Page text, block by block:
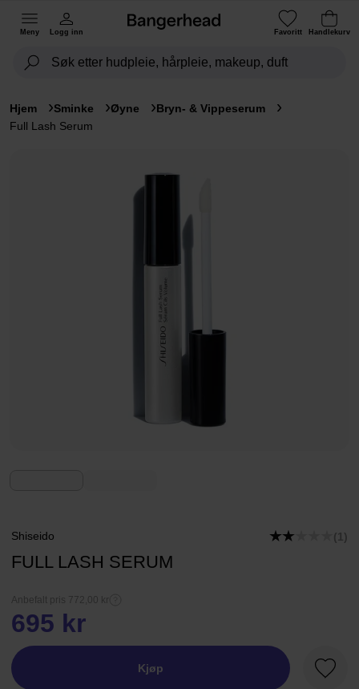
Meny Logg inn Favoritt Handlekurv
Hjem Sminke Øyne
Bryn- & Vippeserum
Full Lash Serum
Shiseido (1)
FULL LASH SERUM
Anbefalt pris 772,00 kr
695 kr
Kjøp